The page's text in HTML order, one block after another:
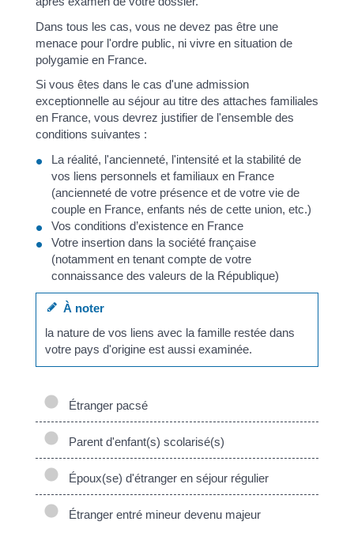
Dans tous les cas, vous ne devez pas être une
menace pour l'ordre public, ni vivre en situation de
polygamie en France.
Si vous êtes dans le cas d'une admission
exceptionnelle au séjour au titre des attaches familiales
en France, vous devrez justifier de l'ensemble des
conditions suivantes :
La réalité, l'ancienneté, l'intensité et la stabilité de
vos liens personnels et familiaux en France
(ancienneté de votre présence et de votre vie de
couple en France, enfants nés de cette union, etc.)
Vos conditions d’existence en France
Votre insertion dans la société française
(notamment en tenant compte de votre
connaissance des valeurs de la République)
À noter
la nature de vos liens avec la famille restée dans
votre pays d'origine est aussi examinée.
Étranger pacsé
Parent d'enfant(s) scolarisé(s)
Époux(se) d'étranger en séjour régulier
Étranger entré mineur devenu majeur